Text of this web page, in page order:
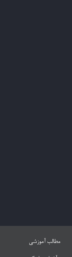
مطالب آموزشی